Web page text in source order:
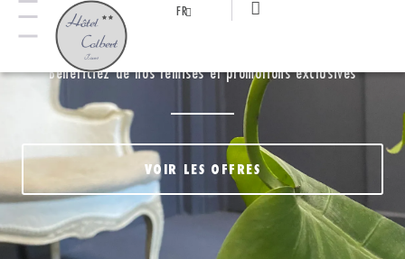
FR
Bénéficiez de nos remises et promotions exclusives
VOIR LES OFFRES